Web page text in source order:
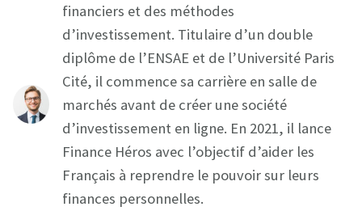
financiers et des méthodes
d’investissement. Titulaire d’un double
diplôme de l’ENSAE et de l’Université Paris
Cité, il commence sa carrière en salle de
marchés avant de créer une société
d’investissement en ligne. En 2021, il lance
Finance Héros avec l’objectif d’aider les
Français à reprendre le pouvoir sur leurs
finances personnelles.